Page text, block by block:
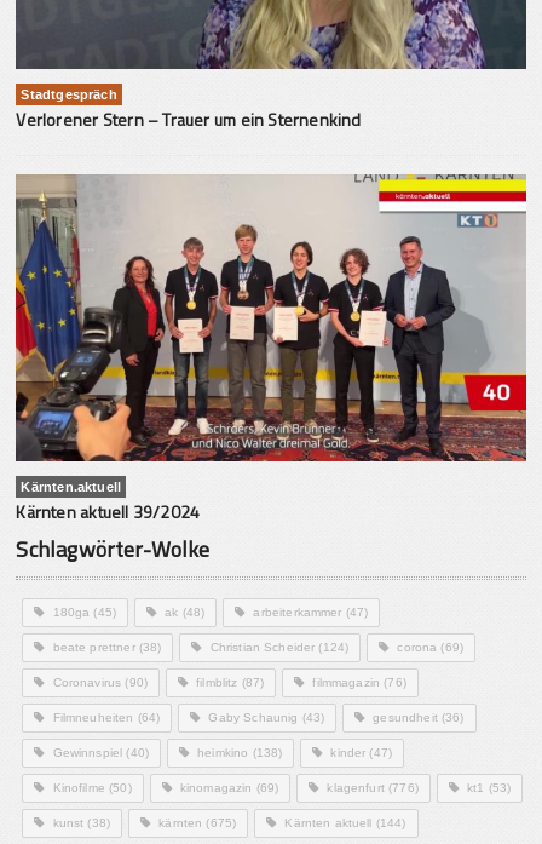
Stadtgespräch
Verlorener Stern – Trauer um ein Sternenkind
Kärnten.aktuell
Kärnten aktuell 39/2024
Schlagwörter-Wolke
180ga (45) ak (48) arbeiterkammer (47)
beate prettner(38) Christian Scheider (124) corona (69)
Coronavirus (90) filmblitz (87) filmmagazin (76)
Filmneuheiten (64) Gaby Schaunig (43) gesundheit(36)
Gewinnspiel (40) heimkino (138) kinder (47)
Kinofilme (50) kinomagazin (69) klagenfurt(776) kt1 (53)
kunst (38) kärnten (675) Kärnten aktuell (144)